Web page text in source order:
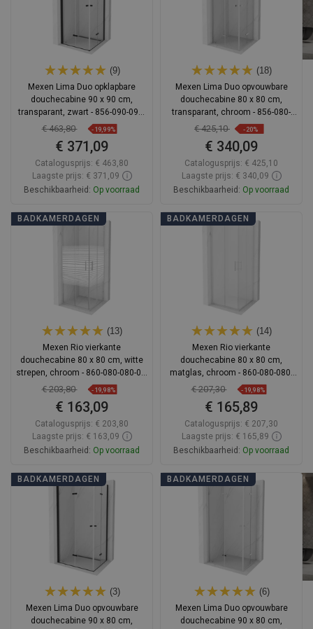
(9)
Mexen Lima Duo opklapbare
douchecabine 90 x 90 cm,
transparant, zwart - 856-090-090-
70-00-02
€ 463,80 -19,99%
€ 371,09
Catalogusprijs: € 463,80
Laagste prijs: € 371,09
Beschikbaarheid: Op voorraad
In winkelwagen
(18)
Mexen Lima Duo opvouwbare
douchecabine 80 x 80 cm,
transparant, chroom - 856-080-
080-02-00
€ 425,10 -20%
€ 340,09
Catalogusprijs: € 425,10
Laagste prijs: € 340,09
Beschikbaarheid: Op voorraad
In winkelwagen
BADKAMERDAGEN
(13)
Mexen Rio vierkante
douchecabine 80 x 80 cm, witte
strepen, chroom - 860-080-080-01-
€ 203,80 -19,98%
€ 163,09
Catalogusprijs: € 203,80
Laagste prijs: € 163,09
Beschikbaarheid: Op voorraad
In winkelwagen
BADKAMERDAGEN
(14)
Mexen Rio vierkante
douchecabine 80 x 80 cm,
matglas, chroom - 860-080-080-
01-30
€ 207,30 -19,98%
€ 165,89
Catalogusprijs: € 207,30
Laagste prijs: € 165,89
Beschikbaarheid: Op voorraad
In winkelwagen
BADKAMERDAGEN
(3)
Mexen Lima Duo opvouwbare
douchecabine 90 x 80 cm,
BADKAMERDAGEN
(6)
Mexen Lima Duo opvouwbare
douchecabine 90 x 80 cm,